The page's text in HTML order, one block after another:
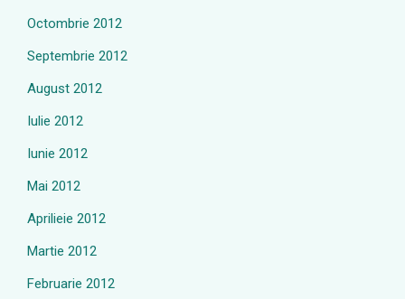
Octombrie 2012
Septembrie 2012
August 2012
Iulie 2012
Iunie 2012
Mai 2012
Aprilieie 2012
Martie 2012
Februarie 2012